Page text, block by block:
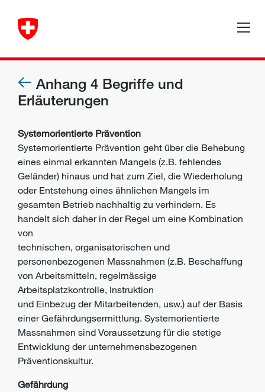
Anhang 4 Begriffe und
Erläuterungen
Systemorientierte Prävention
Systemorientierte Prävention geht über die Behebung
eines einmal erkannten Mangels (z.B. fehlendes
Geländer) hinaus und hat zum Ziel, die Wiederholung
oder Entstehung eines ähnlichen Mangels im
gesamten Betrieb nachhaltig zu verhindern. Es
handelt sich daher in der Regel um eine Kombination
von
technischen, organisatorischen und
personenbezogenen Massnahmen (z.B. Beschaffung
von Arbeitsmitteln, regelmässige
Arbeitsplatzkontrolle, Instruktion
und Einbezug der Mitarbeitenden, usw.) auf der Basis
einer Gefährdungsermittlung. Systemorientierte
Massnahmen sind Voraussetzung für die stetige
Entwicklung der unternehmensbezogenen
Präventionskultur.
Gefährdung